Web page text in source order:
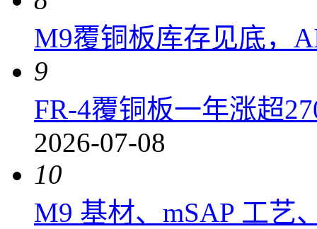
M9覆铜板库存见底，
9
FR-4覆铜板一年涨超
2026-07-08
10
M9 基材、mSAP 工艺